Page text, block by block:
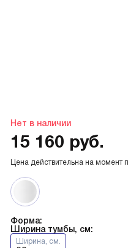
Нет в наличии
Форма:
Ширина тумбы, см:
Ширина, см.
Цена действительна на момент
15 160 руб.